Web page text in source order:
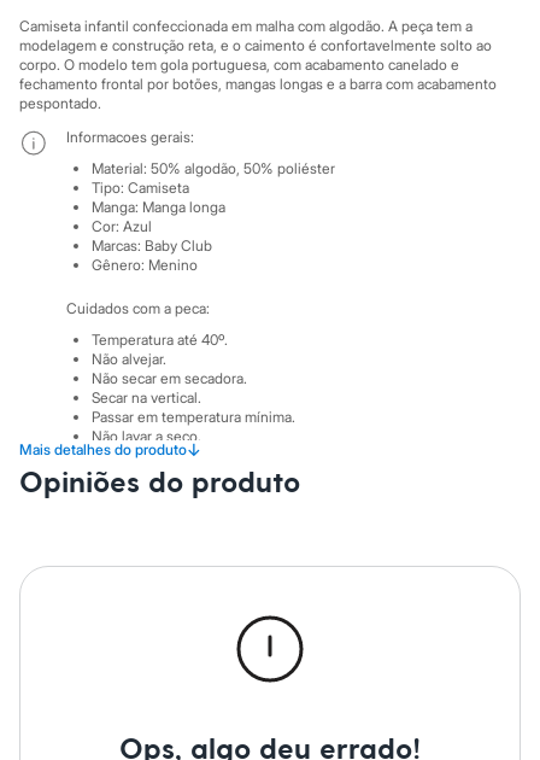
City
Clock House
Mindset
Sawary
Yessica
Moda esportiva
Acessórios
Blusas
Calçados
Leggings
Shorts e Bermudas
Moda íntima
Calcinhas
Cintas e Modeladores
Pijamas
Sutiãs e Tops
Moda praia
Biquínis
Maiôs
Saídas de praia
Personagens
Casacos e Jaquetas
Camiseta infantil confeccionada em malha com algodão. A peça tem a
modelagem e construção reta, e o caimento é confortavelmente solto ao
corpo. O modelo tem gola portuguesa, com acabamento canelado e
fechamento frontal por botões, mangas longas e a barra com acabamento
pespontado.
Mais detalhes do produto↓
Informacoes gerais:
Material: 50% algodão, 50% poliéster
Tipo: Camiseta
Manga: Manga longa
Cor: Azul
Marcas: Baby Club
Gênero: Menino
Cuidados com a peca:
Temperatura até 40º.
Não alvejar.
Não secar em secadora.
Secar na vertical.
Passar em temperatura mínima.
Não lavar a seco.
Limpar a úmido.
Opiniões do produto
Ops, algo deu errado!